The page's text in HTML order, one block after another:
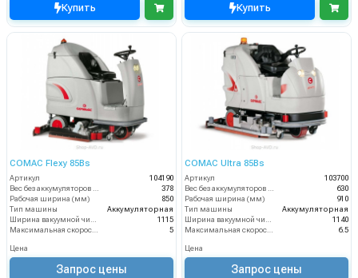
Купить Купить
COMAC Flexy 85Bs
Артикул
104190
Вес без аккумуляторов (кг)
378
Рабочая ширина (мм)
850
Тип машины
Аккумуляторная
Ширина вакуумной чистки (мм)
1115
Максимальная скорость движения (км/ч)
5
Цена
Запрос цены
COMAC Ultra 85Bs
Артикул
103700
Вес без аккумуляторов (кг)
630
Рабочая ширина (мм)
910
Тип машины
Аккумуляторная
Ширина вакуумной чистки (мм)
1140
Максимальная скорость движения (км/ч)
6.5
Цена
Запрос цены